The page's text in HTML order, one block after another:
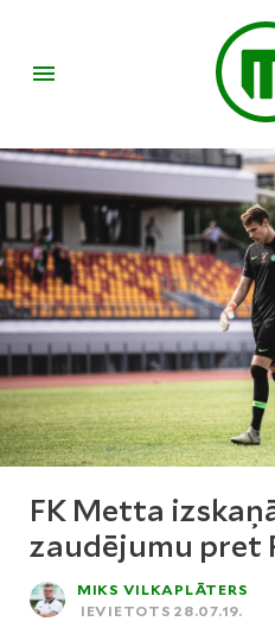
FK Metta
zaudējumu pret
MIKS VILKAPLĀTERS
IEVIETOTS 28.07.19.